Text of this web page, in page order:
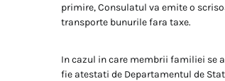
primire, Consulatul va emite o
transporte bunurile fara taxe.
In cazul in care membrii familiei se
fie atestati de Departamentul de